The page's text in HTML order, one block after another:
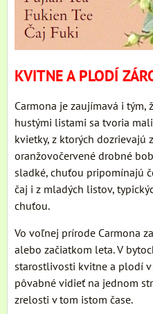
KVITNE A PLODÍ
Carmona je zaujímavá i tým,
hustými listami sa tvoria
kvietky, z ktorých dozrievajú
oranžovočervené drobné
sladké, chuťou pripomínajú
čaj i z mladých listov,
chuťou.
Vo voľnej prírode Carmona
alebo začiatkom leta. V
starostlivosti kvitne a plodí v
pôvabné vidieť na jednom
zrelosti v tom istom čase.